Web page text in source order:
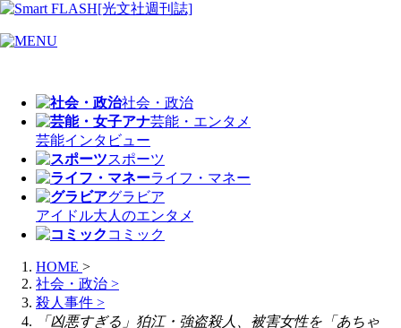
社会・政治
芸能・エンタメ
芸能インタビュー
スポーツ
ライフ・マネー
グラビア
アイドル大人のエンタメ
コミック
HOME >
社会・政治 >
殺人事件 >
「凶悪すぎる」狛江・強盗殺人、被害女性を「あちゃ